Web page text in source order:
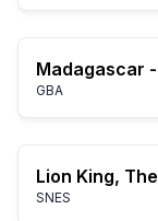
GBA
Lion King,
SNES